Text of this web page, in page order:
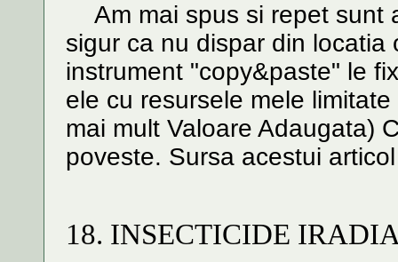
Am mai spus si repet sunt
sigur ca nu dispar din
instrument "copy&paste" le
ele cu resursele mele
mai mult Valoare Adaugata)
poveste. Sursa acestui
18. INSECTICIDE